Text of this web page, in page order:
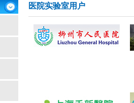
医院实验室用户